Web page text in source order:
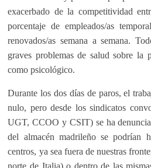
exacerbado de la competitividad
porcentaje de empleados/as
renovados/as semana a semana.
graves problemas de salud sobre
como psicológico.
Durante los dos días de paros, el
nulo, pero desde los sindicatos
UGT, CCOO y CSIT) se ha
del almacén madrileño se podrían
centros, ya sea fuera de nuestras